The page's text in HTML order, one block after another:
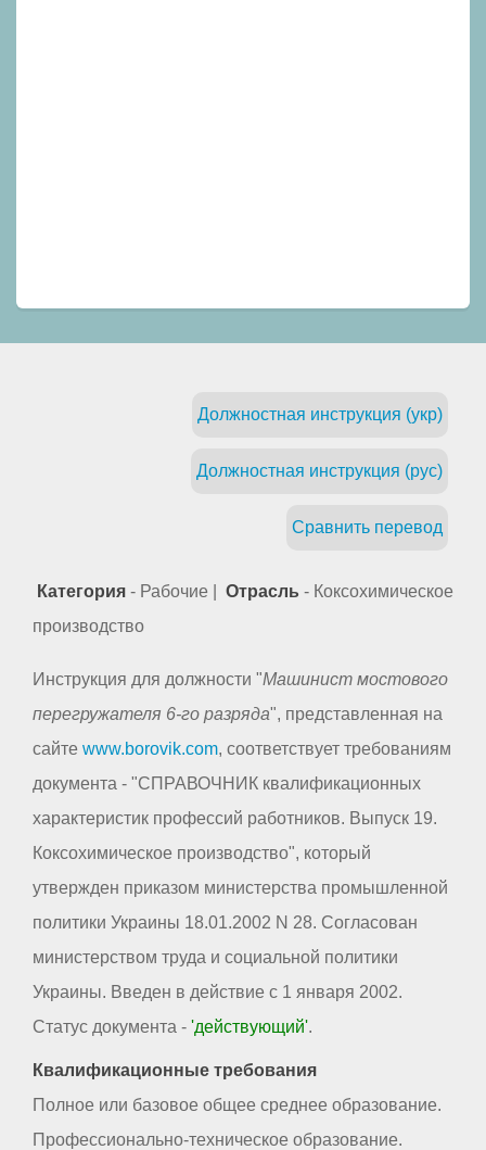
Должностная инструкция (укр)
Должностная инструкция (рус)
Сравнить перевод
Категория - Рабочие | Отрасль - Коксохимическое
производство
Инструкция для должности "Машинист мостового
перегружателя 6-го разряда", представленная на
сайте www.borovik.com, соответствует требованиям
документа - "СПРАВОЧНИК квалификационных
характеристик профессий работников. Выпуск 19.
Коксохимическое производство", который
утвержден приказом министерства промышленной
политики Украины 18.01.2002 N 28. Согласован
министерством труда и социальной политики
Украины. Введен в действие с 1 января 2002.
Статус документа - 'действующий'.
Квалификационные требования
Полное или базовое общее среднее образование.
Профессионально-техническое образование.